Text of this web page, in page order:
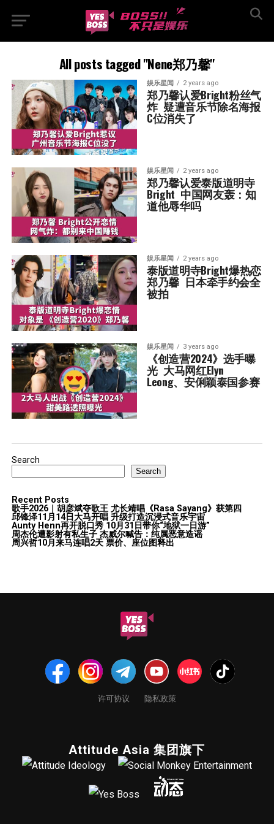
All posts tagged "Nene郑乃馨"
娱乐星闻 2 years ago
郑乃馨认爱Bright粉丝气
炸  疑遭音乐节除名海报
C位消失了
娱乐星闻 2 years ago
郑乃馨认爱泰版道明寺
Bright  中国网友轰：知
道他辱华吗
娱乐星闻 2 years ago
泰版道明寺Bright爆热恋
郑乃馨  日本牵手约会全
被拍
娱乐星闻 3 years ago
《创造营2024》选手曝
光  大马网红Elyn
Leong、安俐颖泰国参赛
Search
Search
Recent Posts
歌手2026｜胡彦斌夺歌王 尤长靖唱《Rasa Sayang》获第四
邱锋泽11月14日大马开唱 升级打造沉浸式音乐宇宙
Aunty Henn再开脱口秀 10月31日带你“地狱一日游”
周杰伦遭影射有私生子 杰威尔喊告：纯属恶意造谣
周兴哲10月来马连唱2天 票价、座位图释出
许可协议 隐私政策
Attitude Asia 集团旗下